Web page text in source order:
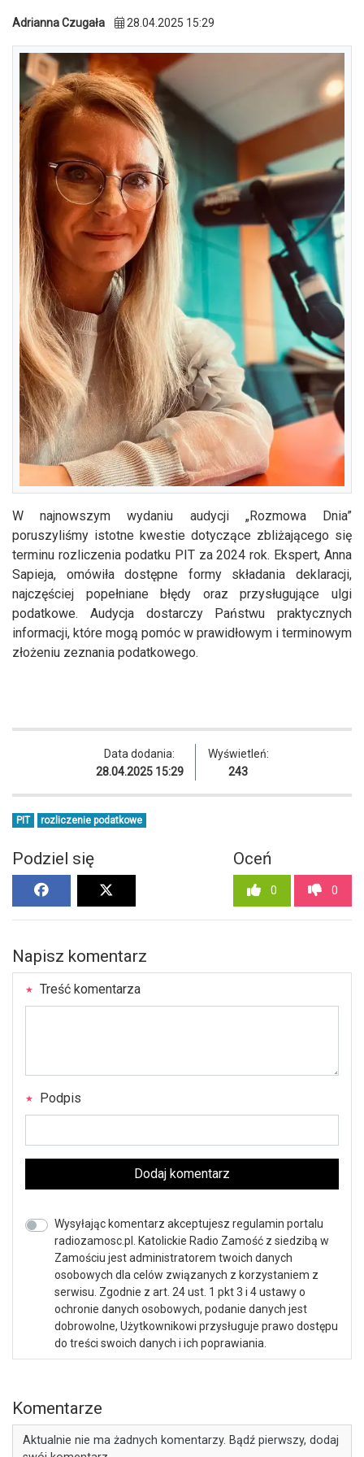
Adrianna Czugała 28.04.2025 15:29
W najnowszym wydaniu audycji „Rozmowa Dnia”
poruszyliśmy istotne kwestie dotyczące zbliżającego się
terminu rozliczenia podatku PIT za 2024 rok. Ekspert, Anna
Sapieja, omówiła dostępne formy składania deklaracji,
najczęściej popełniane błędy oraz przysługujące ulgi
podatkowe. Audycja dostarczy Państwu praktycznych
informacji, które mogą pomóc w prawidłowym i terminowym
złożeniu zeznania podatkowego.
Data dodania:
28.04.2025 15:29
Wyświetleń:
243
PIT rozliczenie podatkowe
Podziel się Oceń
0 0
Napisz komentarz
Treść komentarza
Podpis
Dodaj komentarz
Wysyłając komentarz akceptujesz regulamin portalu
radiozamosc.pl. Katolickie Radio Zamość z siedzibą w
Zamościu jest administratorem twoich danych
osobowych dla celów związanych z korzystaniem z
serwisu. Zgodnie z art. 24 ust. 1 pkt 3 i 4 ustawy o
ochronie danych osobowych, podanie danych jest
dobrowolne, Użytkownikowi przysługuje prawo dostępu
do treści swoich danych i ich poprawiania.
Komentarze
Aktualnie nie ma żadnych komentarzy. Bądź pierwszy, dodaj